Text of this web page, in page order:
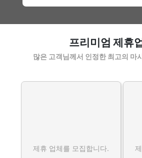
프리미엄 제휴
많은 고객님께서 인정한 최고의 마
제휴 업체를 모집합니다.